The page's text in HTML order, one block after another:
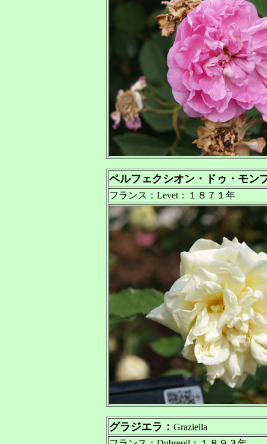
ペルフェクシオン・ドゥ・モン
フランス：Levet：１８７１年
グラジエラ： Graziella